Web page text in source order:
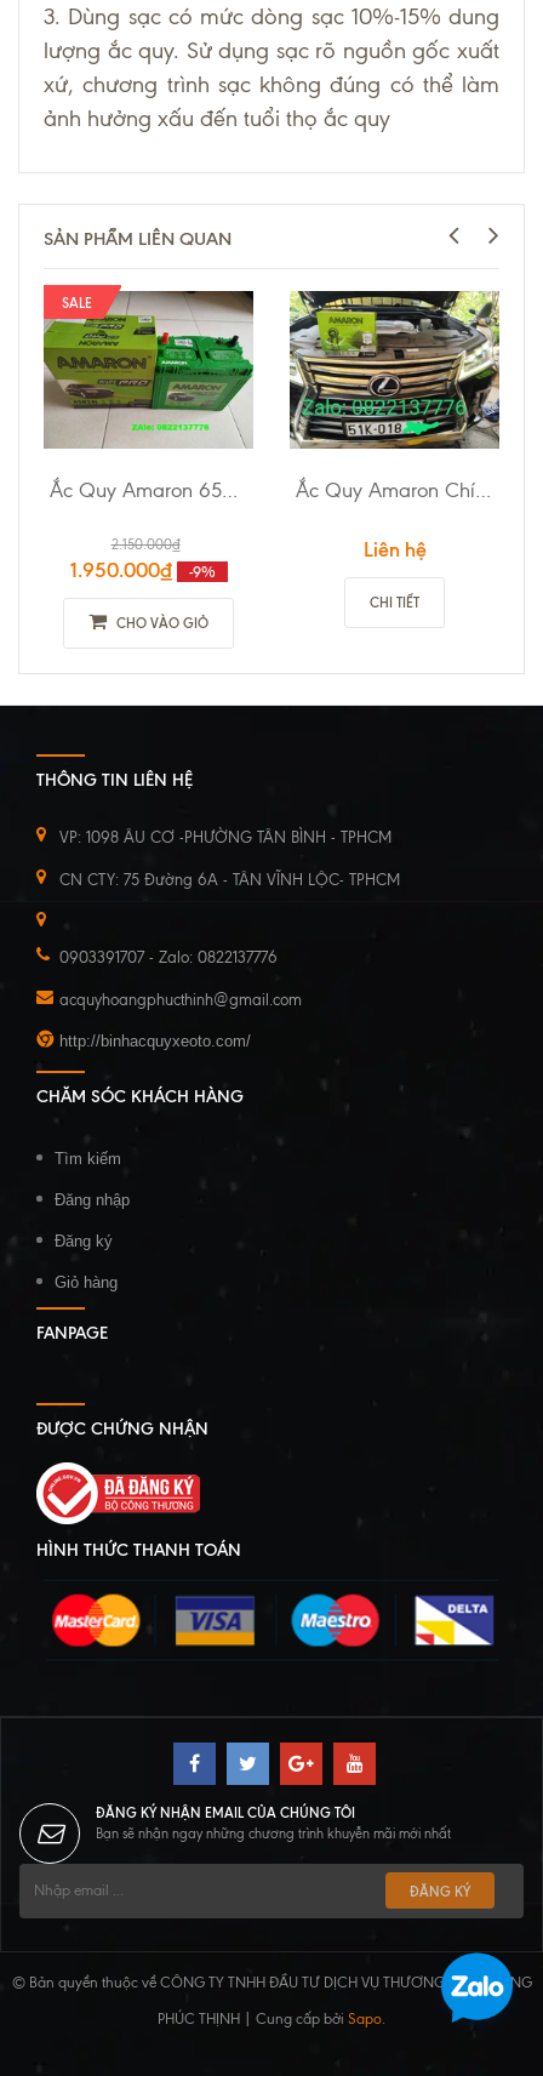
3. Dùng sạc có mức dòng sạc 10%-15% dung
lượng ắc quy. Sử dụng sạc rõ nguồn gốc xuất
xứ, chương trình sạc không đúng có thể làm
ảnh hưởng xấu đến tuổi thọ ắc quy
SẢN PHẨM LIÊN QUAN
SALE
2.150.000₫
1.950.000₫ -9%
CHO VÀO GIỎ
Liên hệ
CHI TIẾT
THÔNG TIN LIÊN HỆ
VP: 1098 ÂU CƠ -PHƯỜNG TÂN BÌNH - TPHCM
CN CTY: 75 Đường 6A - TÂN VĨNH LỘC- TPHCM
0903391707 - Zalo: 0822137776
acquyhoangphucthinh@gmail.com
http://binhacquyxeoto.com/
CHĂM SÓC KHÁCH HÀNG
Tìm kiếm
Đăng nhập
Đăng ký
Giỏ hàng
FANPAGE
ĐƯỢC CHỨNG NHẬN
HÌNH THỨC THANH TOÁN
ĐĂNG KÝ NHẬN EMAIL CỦA CHÚNG TÔI
Bạn sẽ nhận ngay những chương trình khuyễn mãi mới nhất
ĐĂNG KÝ
© Bản quyền thuộc về CÔNG TY TNHH ĐẦU TƯ DỊCH VỤ THƯƠNG MẠI HOÀNG
PHÚC THỊNH | Cung cấp bởi Sapo